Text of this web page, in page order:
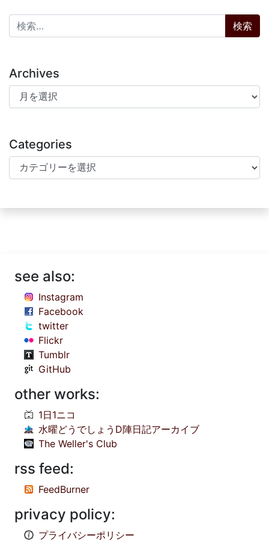
検索:
Archives
Archives
Categories
Categories
see also:
Instagram
Facebook
twitter
Flickr
Tumblr
GitHub
other works:
1日1ニコ
水曜どうでしょうD陣日記アーカイブ
The Weller's Club
rss feed:
FeedBurner
privacy policy:
プライバシーポリシー